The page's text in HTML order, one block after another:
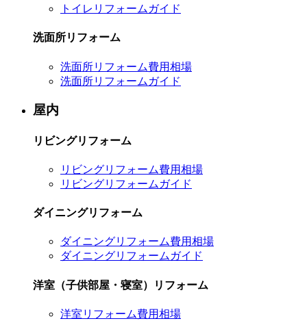
トイレリフォームガイド
洗面所リフォーム
洗面所リフォーム費用相場
洗面所リフォームガイド
屋内
リビングリフォーム
リビングリフォーム費用相場
リビングリフォームガイド
ダイニングリフォーム
ダイニングリフォーム費用相場
ダイニングリフォームガイド
洋室（子供部屋・寝室）リフォーム
洋室リフォーム費用相場